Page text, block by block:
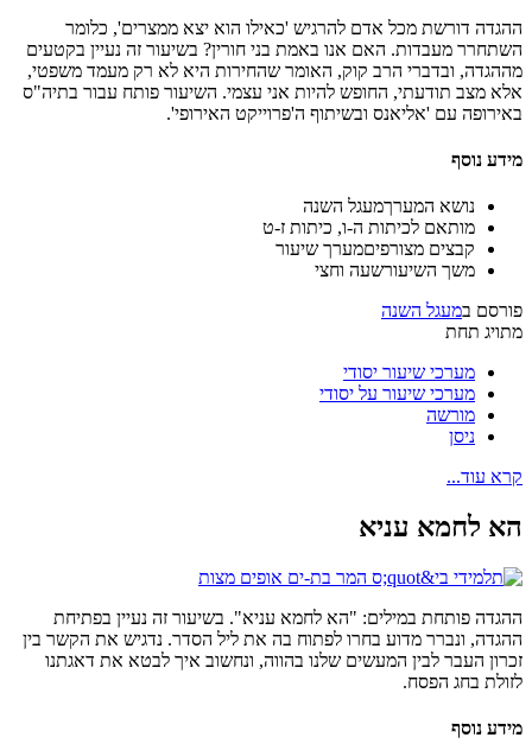
ההגדה דורשת מכל אדם להרגיש 'כאילו הוא יצא ממצרים', כלומר
השתחרר מעבדות. האם אנו באמת בני חורין? בשיעור זה נעיין בקטעים
מההגדה, ובדברי הרב קוק, האומר שהחירות היא לא רק מעמד משפטי,
אלא מצב תודעתי, החופש להיות אני עצמי. השיעור פותח עבור בתיה"ס
באירופה עם 'אליאנס ובשיתוף ה'פרוייקט האירופי'.
מידע נוסף
נושא המערךמעגל השנה
מותאם לכיתות ה-ו, כיתות ז-ט
קבצים מצורפיםמערך שיעור
משך השיעורשעה וחצי
פורסם במעגל השנה
מתויג תחת
מערכי שיעור יסודי
מערכי שיעור על יסודי
מורשה
ניסן
קרא עוד...
הא לחמא עניא
ההגדה פותחת במילים: "הא לחמא עניא". בשיעור זה נעיין בפתיחת
ההגדה, ונברר מדוע בחרו לפתוח בה את ליל הסדר. נדגיש את הקשר בין
זכרון העבר לבין המעשים שלנו בהווה, ונחשוב איך לבטא את דאגתנו
לזולת בחג הפסח.
מידע נוסף